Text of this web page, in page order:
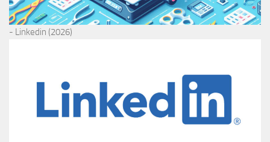
- Linkedin (2026)